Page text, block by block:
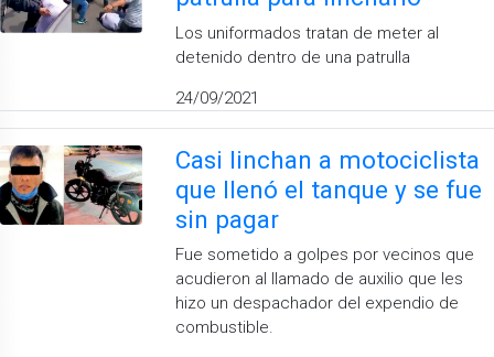
Los uniformados tratan de meter al
detenido dentro de una patrulla
24/09/2021
Casi linchan a motociclista
que llenó el tanque y se fue
sin pagar
Fue sometido a golpes por vecinos que
acudieron al llamado de auxilio que les
hizo un despachador del expendio de
combustible.